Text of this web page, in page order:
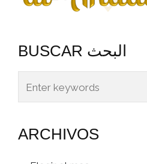
BUSCAR البحث
ARCHIVOS